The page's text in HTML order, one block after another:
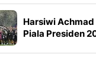
Harsiwi Achmad
Piala Presiden